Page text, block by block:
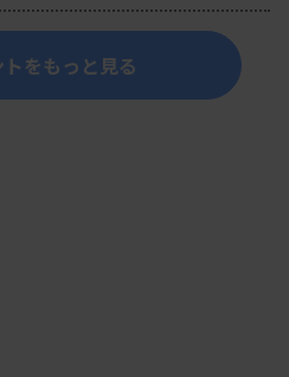
をもっと見る